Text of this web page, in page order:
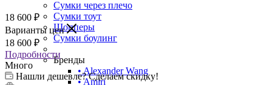
Сумки через плечо
Сумки тоут
Шопперы
Сумки боулинг
Бренды
• Alexander Wang
• Amiri
18 600 ₽
Варианты цен
18 600 ₽
Подробности
Много
Нашли дешевле? Сделаем скидку!